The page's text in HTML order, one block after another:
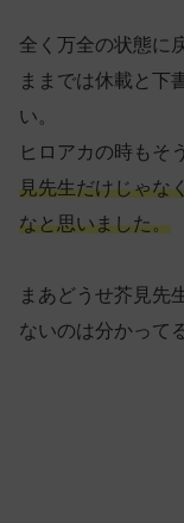
全く万全の状態に
ままでは休載と下
い。
ヒロアカの時もそ
見先生だけじゃな
なと思いました。
まあどうせ芥見先
ないのは分かって